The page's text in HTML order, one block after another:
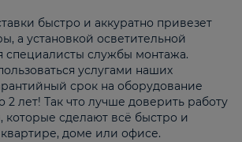
быстро и аккуратно привезет
а установкой осветительной
специалисты службы монтажа.
услугами наших
срок на оборудование
2 лет! Так что лучше доверить работу
которые сделают всё быстро и
доме или офисе.